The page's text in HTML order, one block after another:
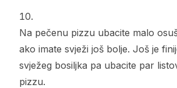
Na pečenu pizzu ubacite malo
ako imate svježi još bolje. Još je
svježeg bosiljka pa ubacite par
pizzu.